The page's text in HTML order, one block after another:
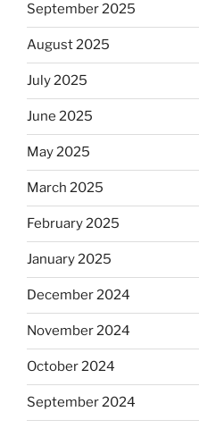
September 2025
August 2025
July 2025
June 2025
May 2025
March 2025
February 2025
January 2025
December 2024
November 2024
October 2024
September 2024